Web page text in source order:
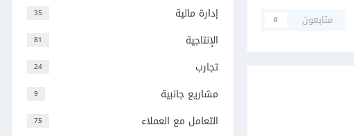
متابعون 0
35 إدارة مالية
81 الإنتاجية
24 تجارب
9 مشاريع جانبية
75 التعامل مع العملاء